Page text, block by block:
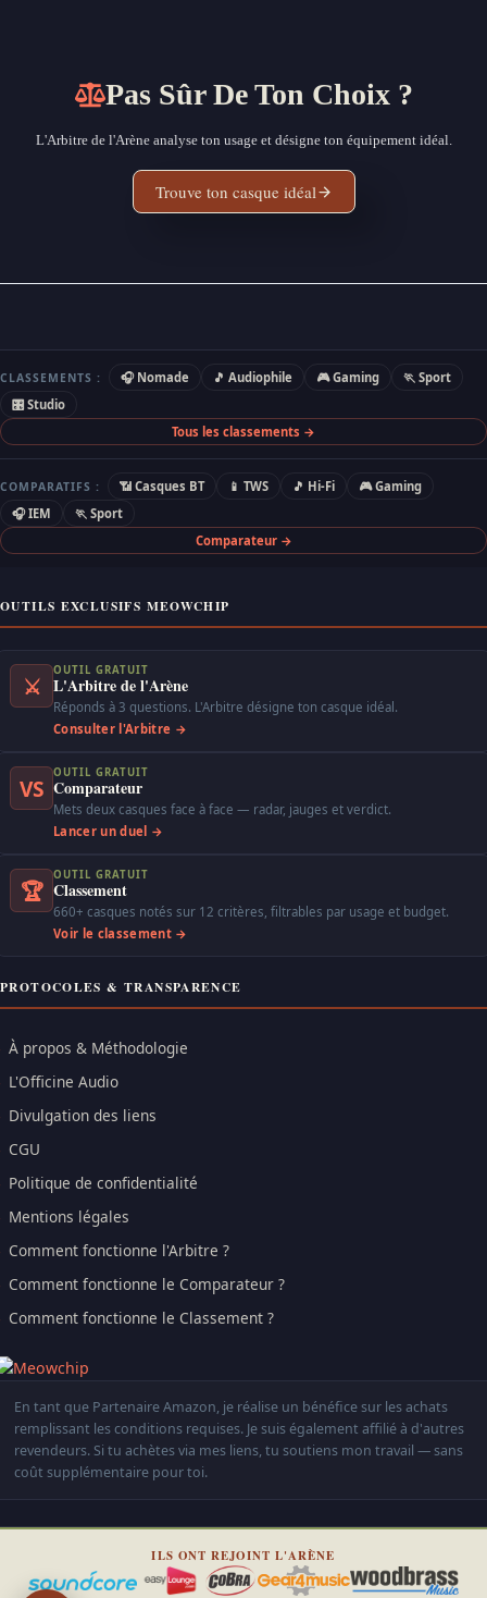
Pas Sûr De Ton Choix ?
L'Arbitre de l'Arène analyse ton usage et désigne ton équipement idéal.
Trouve ton casque idéal
CLASSEMENTS : 🎧 Nomade 🎵 Audiophile 🎮 Gaming
🏃 Sport
🎛 Studio
Tous les classements →
COMPARATIFS : 📶 Casques BT 📱 TWS 🎵 Hi-Fi
🎮 Gaming
🎧 IEM
🏃 Sport
Comparateur →
OUTILS EXCLUSIFS MEOWCHIP
⚔
OUTIL GRATUIT
L'Arbitre de l'Arène
Réponds à 3 questions. L'Arbitre désigne ton casque idéal.
Consulter l'Arbitre →
VS
OUTIL GRATUIT
Comparateur
Mets deux casques face à face — radar, jauges et verdict.
Lancer un duel →
🏆
OUTIL GRATUIT
Classement
660+ casques notés sur 12 critères, filtrables par usage et budget.
Voir le classement →
PROTOCOLES & TRANSPARENCE
À propos & Méthodologie
L'Officine Audio
Divulgation des liens
CGU
Politique de confidentialité
Mentions légales
Comment fonctionne l'Arbitre ?
Comment fonctionne le Comparateur ?
Comment fonctionne le Classement ?
En tant que Partenaire Amazon, je réalise un bénéfice sur les achats
remplissant les conditions requises. Je suis également affilié à d'autres
revendeurs. Si tu achètes via mes liens, tu soutiens mon travail — sans
coût supplémentaire pour toi.
ILS ONT REJOINT L'ARÈNE